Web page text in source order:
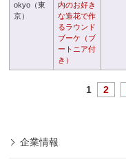
okyo（東
京）
内のお好き
な造花で作
るラウンド
ブーケ（ブ
ートニア付
き）
1 2
企業情報